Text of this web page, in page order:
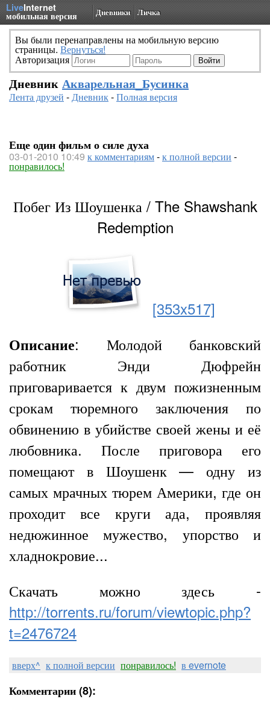
LiveInternet
мобильная версия Дневники Личка
Вы были перенаправлены на мобильную версию
страницы. Вернуться!
Авторизация
Дневник Акварельная_Бусинка
Лента друзей -Дневник-Полная версия
Еще один фильм о силе духа
03-01-2010 10:49 к комментариям-к полной версии -
понравилось!
Побег Из Шоушенка / The Shawshank
Redemption
[353x517]
Описание: Молодой банковский
работник Энди Дюфрейн
приговаривается к двум пожизненным
срокам тюремного заключения по
обвинению в убийстве своей жены и её
любовника. После приговора его
помещают в Шоушенк — одну из
самых мрачных тюрем Америки, где он
проходит все круги ада, проявляя
недюжинное мужество, упорство и
хладнокровие...
Скачать можно здесь -
http://torrents.ru/forum/viewtopic.php?
t=2476724
вверх^ к полной версии понравилось! в evernote
Комментарии (8):